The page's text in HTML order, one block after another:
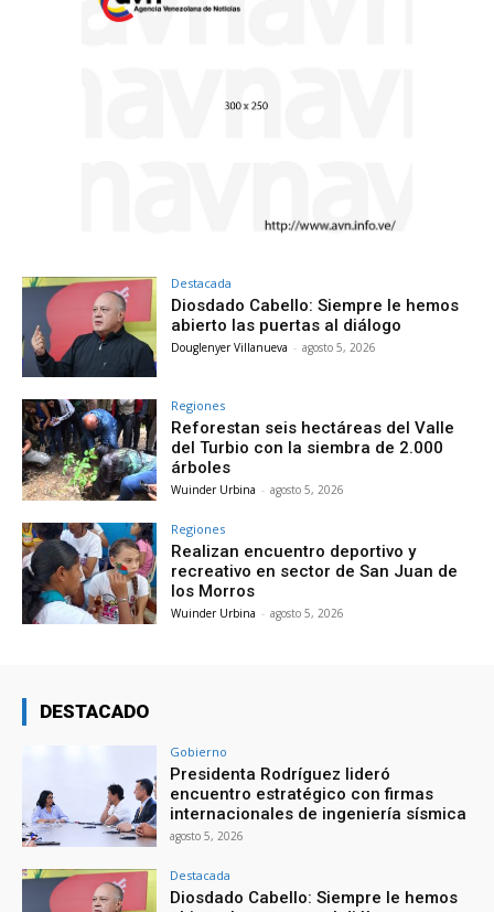
Destacada
Diosdado Cabello: Siempre le hemos
abierto las puertas al diálogo
Douglenyer Villanueva - agosto 5, 2026
Regiones
Reforestan seis hectáreas del Valle
del Turbio con la siembra de 2.000
árboles
Wuinder Urbina - agosto 5, 2026
Regiones
Realizan encuentro deportivo y
recreativo en sector de San Juan de
los Morros
Wuinder Urbina - agosto 5, 2026
DESTACADO
Gobierno
Presidenta Rodríguez lideró
encuentro estratégico con firmas
internacionales de ingeniería sísmica
agosto 5, 2026
Destacada
Diosdado Cabello: Siempre le hemos